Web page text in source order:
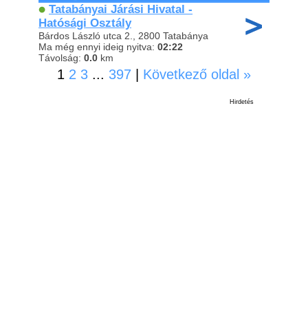
Tatabányai Járási Hivatal -
Hatósági Osztály
Bárdos László utca 2., 2800 Tatabánya
Ma még ennyi ideig nyitva: 02:22
Távolság: 0.0 km
1 2 3 ... 397 Következő oldal »
Hirdetés